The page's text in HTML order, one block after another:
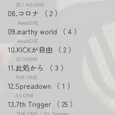
30 / AS ONE
コロナ 2
AwakEVE
earthy world 4
AwakEVE
KICKが自由 2
Ø CHOIR
此処から 3
THE ONE
Spreadown 1
AS ONE
7th Trigger 25
THE ONE / 7th Trigger